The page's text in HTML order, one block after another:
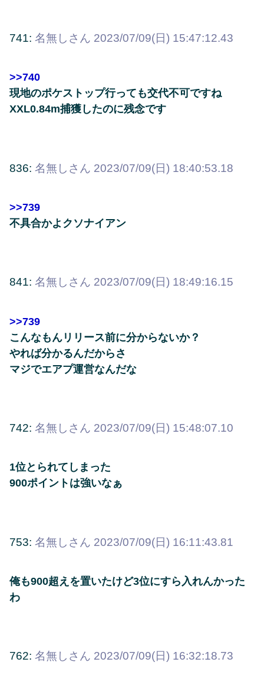
741: 名無しさん 2023/07/09(日) 15:47:12.43
>>740
現地のポケストップ行っても交代不可ですね
XXL0.84m捕獲したのに残念です
836: 名無しさん 2023/07/09(日) 18:40:53.18
>>739
不具合かよクソナイアン
841: 名無しさん 2023/07/09(日) 18:49:16.15
>>739
こんなもんリリース前に分からないか？
やれば分かるんだからさ
マジでエアプ運営なんだな
742: 名無しさん 2023/07/09(日) 15:48:07.10
1位とられてしまった
900ポイントは強いなぁ
753: 名無しさん 2023/07/09(日) 16:11:43.81
俺も900超えを置いたけど3位にすら入れんかった
わ
762: 名無しさん 2023/07/09(日) 16:32:18.73